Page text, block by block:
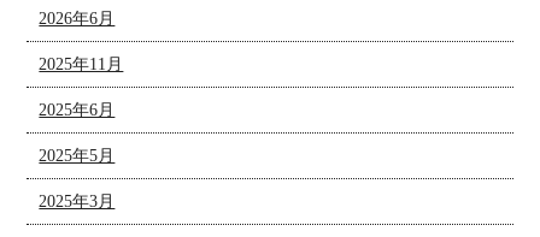
2026年6月
2025年11月
2025年6月
2025年5月
2025年3月